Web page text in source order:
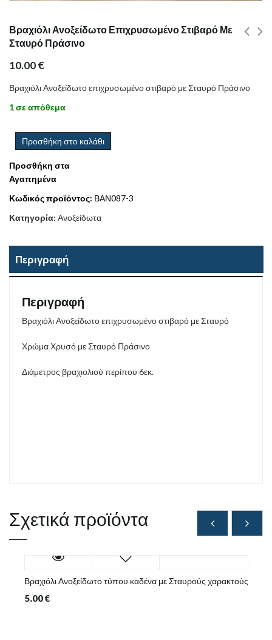
Βραχιόλι Ανοξείδωτο Επιχρυσωμένο Στιβαρό Με
Σταυρό Πράσινο
10.00€
Βραχιόλι Ανοξείδωτο επιχρυσωμένο στιβαρό με Σταυρό Πράσινο
1 σε απόθεμα
Προσθήκη στο καλάθι
Προσθήκη στα
Αγαπημένα
Κωδικός προϊόντος: ΒΑΝ087-3
Κατηγορία: Ανοξείδωτα
Περιγραφή
Περιγραφή
Βραχιόλι Ανοξείδωτο επιχρυσωμένο στιβαρό με Σταυρό
Χρώμα Χρυσό με Σταυρό Πράσινο
Διάμετρος βραχιολιού περίπου 6εκ.
Σχετικά προϊόντα
Βραχιόλι Ανοξείδωτο τύπου καδένα με Σταυρούς χαρακτούς
5.00€